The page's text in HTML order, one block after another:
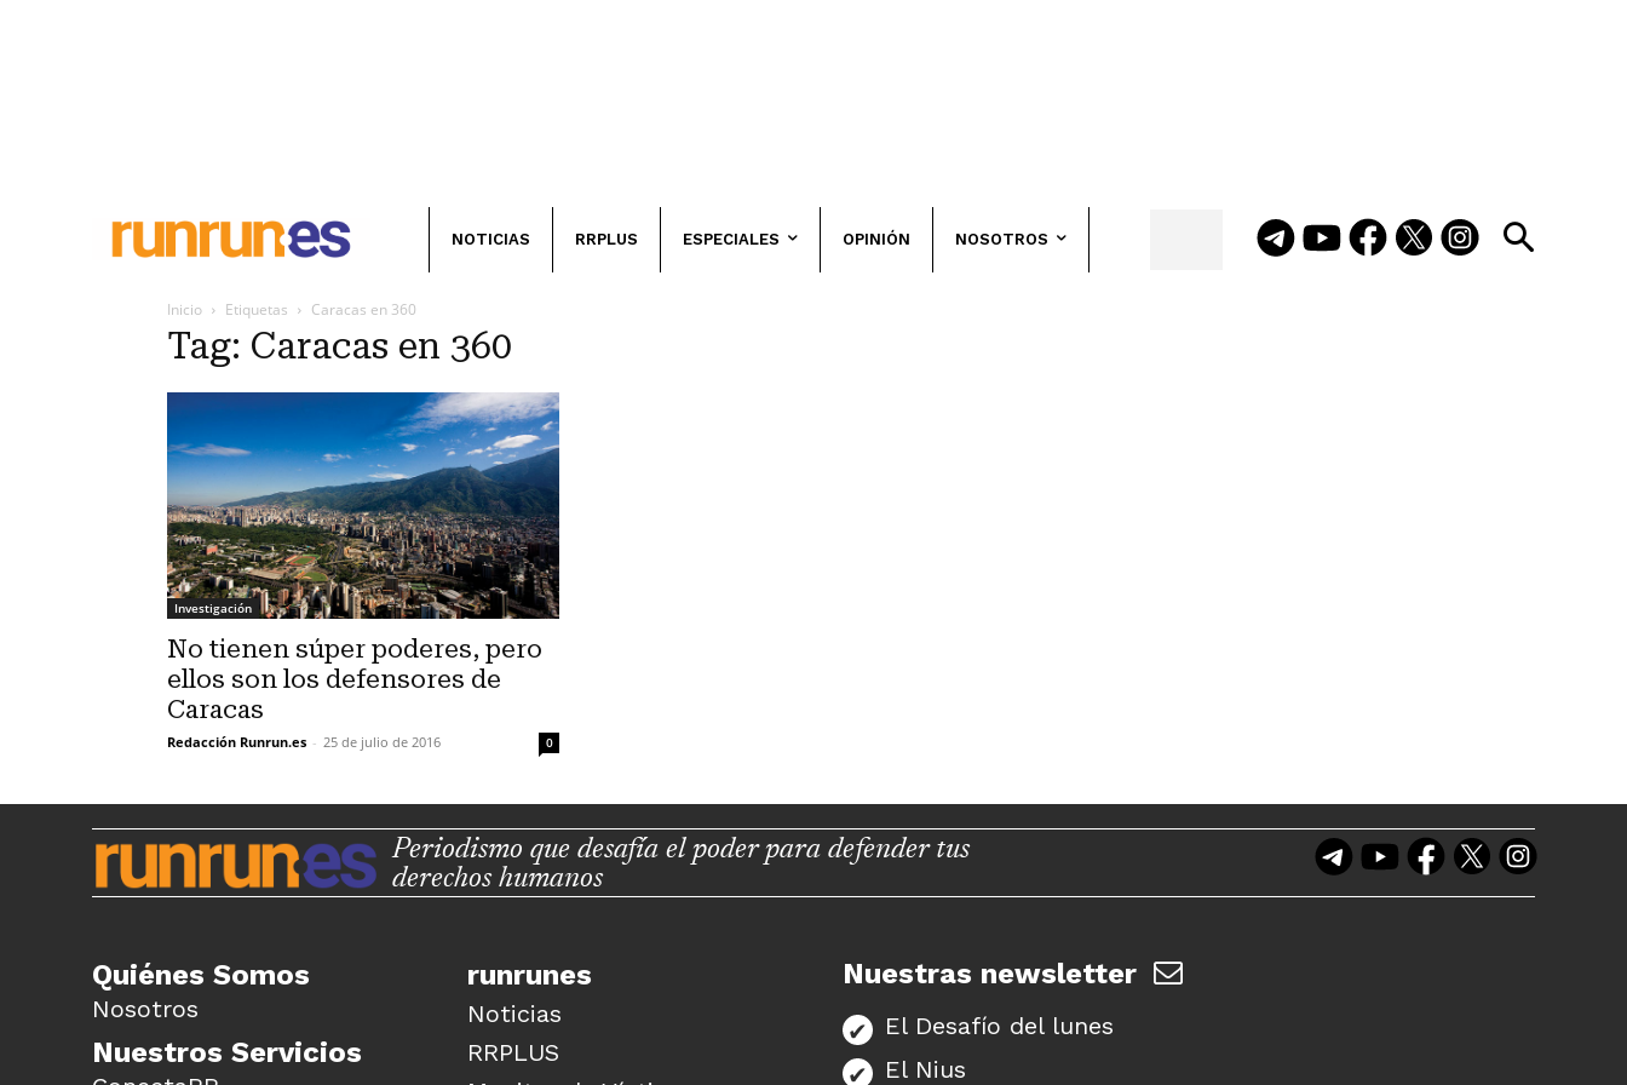
NOTICIAS RRPLUS ESPECIALES OPINIÓN NOSOTROS
Inicio Etiquetas Caracas en 360
Tag: Caracas en 360
Investigación
No tienen súper poderes, pero
ellos son los defensores de
Caracas
Redacción Runrun.es - 25 de julio de 2016 0
Periodismo que desafía el poder para defender tus
derechos humanos
Quiénes Somos
Nosotros
Nuestros Servicios
runrunes
Noticias
RRPLUS
Nuestras newsletter
El Desafío del lunes
El Nius